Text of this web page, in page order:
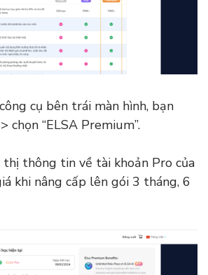
cụ bên trái màn hình, bạn
chọn “ELSA Premium”.
thị thông tin về tài khoản Pro của
khi nâng cấp lên gói 3 tháng, 6